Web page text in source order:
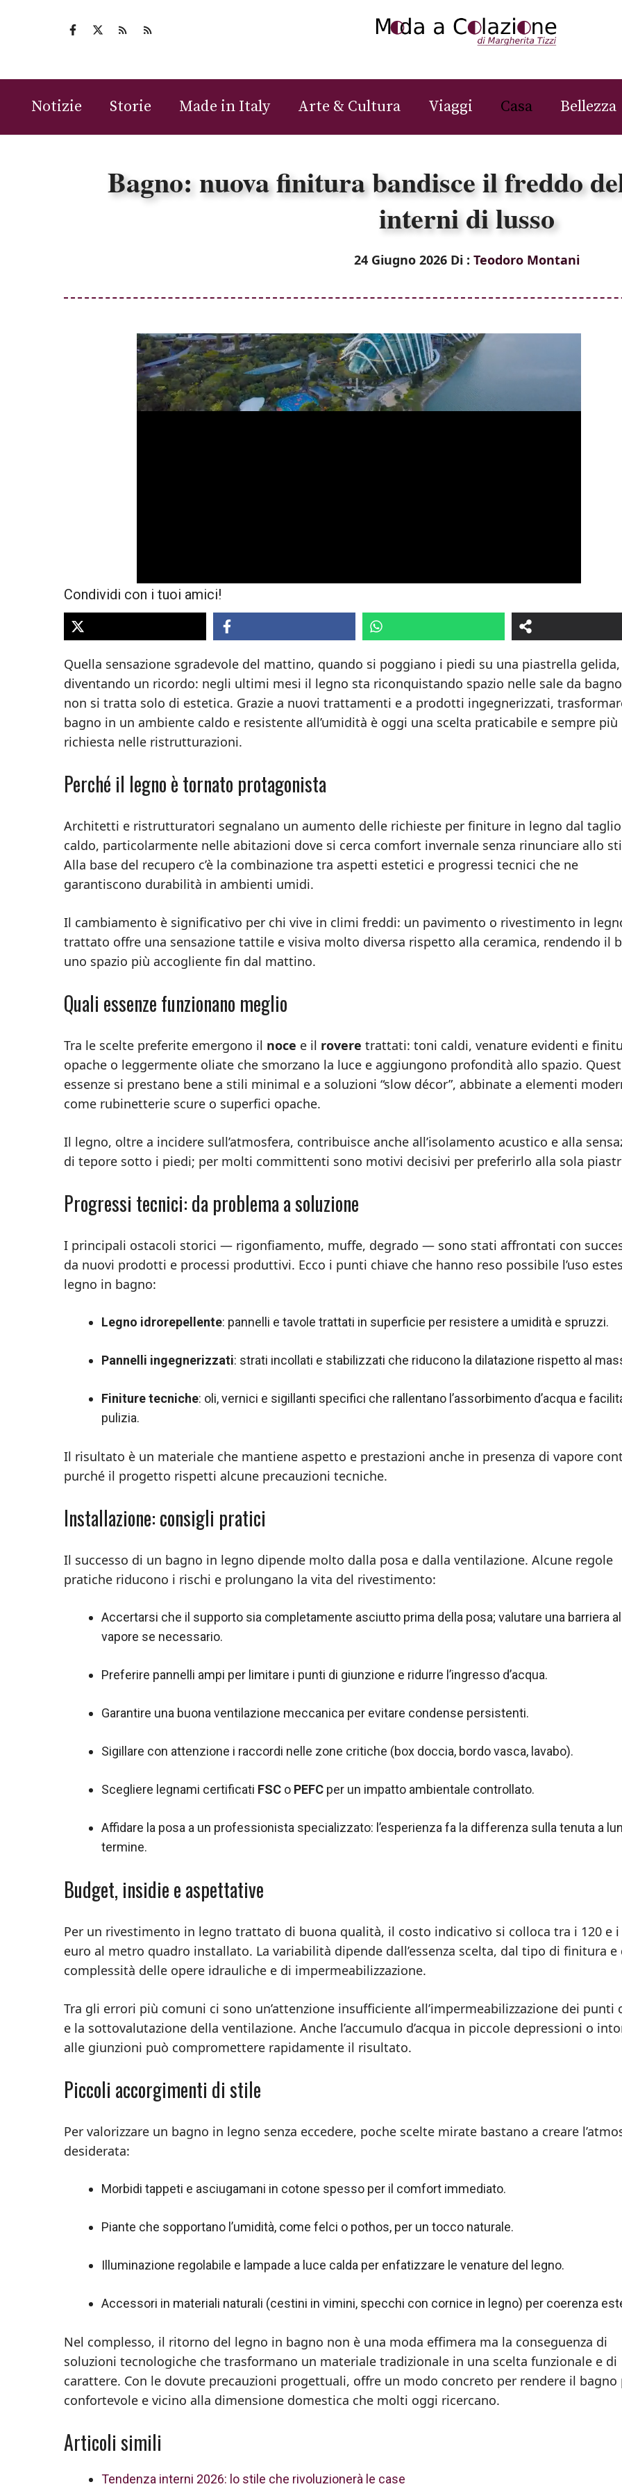
Notizie Storie Made in Italy Arte & Cultura Viaggi Casa Bellezza
Bagno: nuova finitura bandisce il freddo
interni di lusso
24 Giugno 2026 Di : Teodoro Montani
Condividi con i tuoi amici!
Quella sensazione sgradevole del mattino, quando si poggiano i piedi su una piastrella
diventando un ricordo: negli ultimi mesi il legno sta riconquistando spazio nelle sale da
non si tratta solo di estetica. Grazie a nuovi trattamenti e a prodotti ingegnerizzati,
bagno in un ambiente caldo e resistente all’umidità è oggi una scelta praticabile e sempre più
richiesta nelle ristrutturazioni.
Perché il legno è tornato protagonista
Architetti e ristrutturatori segnalano un aumento delle richieste per finiture in legno dal taglio
caldo, particolarmente nelle abitazioni dove si cerca comfort invernale senza rinunciare allo
Alla base del recupero c’è la combinazione tra aspetti estetici e progressi tecnici che ne
garantiscono durabilità in ambienti umidi.
Il cambiamento è significativo per chi vive in climi freddi: un pavimento o rivestimento in
trattato offre una sensazione tattile e visiva molto diversa rispetto alla ceramica, rendendo il
uno spazio più accogliente fin dal mattino.
Quali essenze funzionano meglio
Tra le scelte preferite emergono il noce e il rovere trattati: toni caldi, venature evidenti e
opache o leggermente oliate che smorzano la luce e aggiungono profondità allo spazio.
essenze si prestano bene a stili minimal e a soluzioni “slow décor”, abbinate a elementi
come rubinetterie scure o superfici opache.
Il legno, oltre a incidere sull’atmosfera, contribuisce anche all’isolamento acustico e alla
di tepore sotto i piedi; per molti committenti sono motivi decisivi per preferirlo alla sola
Progressi tecnici: da problema a soluzione
I principali ostacoli storici — rigonfiamento, muffe, degrado — sono stati affrontati con
da nuovi prodotti e processi produttivi. Ecco i punti chiave che hanno reso possibile l’uso
legno in bagno:
Legno idrorepellente: pannelli e tavole trattati in superficie per resistere a umidità e spruzzi.
Pannelli ingegnerizzati: strati incollati e stabilizzati che riducono la dilatazione rispetto al
Finiture tecniche: oli, vernici e sigillanti specifici che rallentano l’assorbimento d’acqua e
pulizia.
Il risultato è un materiale che mantiene aspetto e prestazioni anche in presenza di vapore
purché il progetto rispetti alcune precauzioni tecniche.
Installazione: consigli pratici
Il successo di un bagno in legno dipende molto dalla posa e dalla ventilazione. Alcune regole
pratiche riducono i rischi e prolungano la vita del rivestimento:
Accertarsi che il supporto sia completamente asciutto prima della posa; valutare una barriera al
vapore se necessario.
Preferire pannelli ampi per limitare i punti di giunzione e ridurre l’ingresso d’acqua.
Garantire una buona ventilazione meccanica per evitare condense persistenti.
Sigillare con attenzione i raccordi nelle zone critiche (box doccia, bordo vasca, lavabo).
Scegliere legnami certificati FSC o PEFC per un impatto ambientale controllato.
Affidare la posa a un professionista specializzato: l’esperienza fa la differenza sulla tenuta a
termine.
Budget, insidie e aspettative
Per un rivestimento in legno trattato di buona qualità, il costo indicativo si colloca tra i 120 e i
euro al metro quadro installato. La variabilità dipende dall’essenza scelta, dal tipo di finitura e
complessità delle opere idrauliche e di impermeabilizzazione.
Tra gli errori più comuni ci sono un’attenzione insufficiente all’impermeabilizzazione dei punti
e la sottovalutazione della ventilazione. Anche l’accumulo d’acqua in piccole depressioni o
alle giunzioni può compromettere rapidamente il risultato.
Piccoli accorgimenti di stile
Per valorizzare un bagno in legno senza eccedere, poche scelte mirate bastano a creare
desiderata:
Morbidi tappeti e asciugamani in cotone spesso per il comfort immediato.
Piante che sopportano l’umidità, come felci o pothos, per un tocco naturale.
Illuminazione regolabile e lampade a luce calda per enfatizzare le venature del legno.
Accessori in materiali naturali (cestini in vimini, specchi con cornice in legno) per coerenza
Nel complesso, il ritorno del legno in bagno non è una moda effimera ma la conseguenza di
soluzioni tecnologiche che trasformano un materiale tradizionale in una scelta funzionale e di
carattere. Con le dovute precauzioni progettuali, offre un modo concreto per rendere il bagno
confortevole e vicino alla dimensione domestica che molti oggi ricercano.
Articoli simili
Tendenza interni 2026: lo stile che rivoluzionerà le case